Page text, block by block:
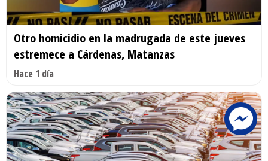
Otro homicidio en la madrugada de este jueves
estremece a Cárdenas, Matanzas
Hace 1 día